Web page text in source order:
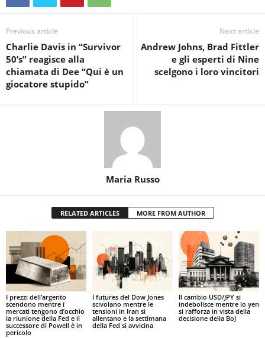
Previous article
Charlie Davis in “Survivor
50’s” reagisce alla
chiamata di Dee “Qui è un
giocatore stupido”
Next article
Andrew Johns, Brad Fittler
e gli esperti di Nine
scelgono i loro vincitori
Maria Russo
RELATED ARTICLES MORE FROM AUTHOR
I prezzi dell’argento
scendono mentre i
mercati tengono d’occhio
la riunione della Fed e il
successore di Powell è in
pericolo
I futures del Dow Jones
scivolano mentre le
tensioni in Iran si
allentano e la settimana
della Fed si avvicina
Il cambio USD/JPY si
indebolisce mentre lo yen
si rafforza in vista della
decisione della BoJ